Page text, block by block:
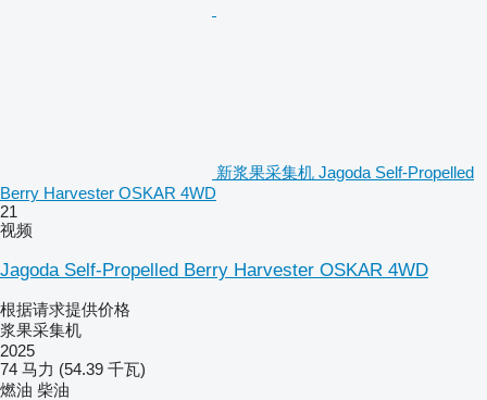
新浆果采集机 Jagoda Self-Propelled
Berry Harvester OSKAR 4WD
21
视频
Jagoda Self-Propelled Berry Harvester OSKAR 4WD
根据请求提供价格
浆果采集机
2025
74 马力 (54.39 千瓦)
燃油 柴油